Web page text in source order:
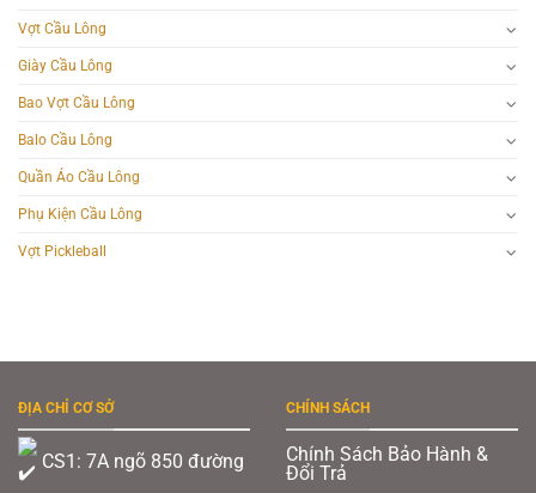
Vợt Cầu Lông
Giày Cầu Lông
Bao Vợt Cầu Lông
Balo Cầu Lông
Quần Áo Cầu Lông
Phụ Kiện Cầu Lông
Vợt Pickleball
ĐỊA CHỈ CƠ SỞ
CS1: 7A ngõ 850 đường
CHÍNH SÁCH
Chính Sách Bảo Hành &
Đổi Trả